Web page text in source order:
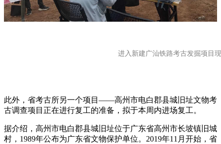
进入新建广汕铁路考古发掘项目
此外，省考古所另一个项目——高州市电白郡县城旧址文物考
古调查项目正在进行复工的准备，拟于本周内进场复工。
据介绍，高州市电白郡县城旧址位于广东省高州市长坡镇旧城
村，1989年公布为广东省文物保护单位。2019年11月开始，省